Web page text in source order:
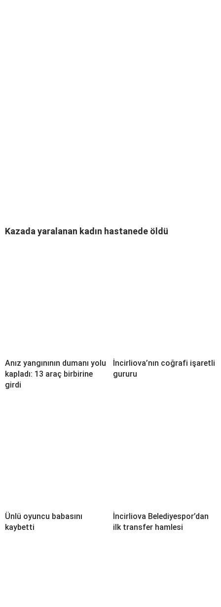
Kazada yaralanan kadın hastanede öldü
Anız yangınının dumanı yolu
kapladı: 13 araç birbirine
girdi
İncirliova’nın coğrafi işaretli
gururu
Ünlü oyuncu babasını
kaybetti
İncirliova Belediyespor’dan
ilk transfer hamlesi